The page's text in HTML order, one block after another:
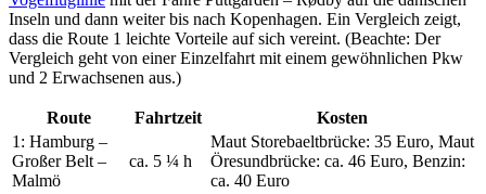
Inseln und dann weiter bis nach Kopenhagen. Ein Vergleich zeigt,
dass die Route 1 leichte Vorteile auf sich vereint. (Beachte: Der
Vergleich geht von einer Einzelfahrt mit einem gewöhnlichen Pkw
und 2 Erwachsenen aus.)
Route Fahrtzeit
Kosten
1: Hamburg –
Großer Belt –
Malmö
ca. 5 ¼ h
Maut Storebaeltbrücke: 35 Euro, Maut
Öresundbrücke: ca. 46 Euro, Benzin:
ca. 40 Euro